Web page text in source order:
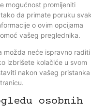
mogućnost promijeniti
da primate poruku
o ovim opcijama
vašeg preglednika.
možda neće ispravno raditi
izbrišete kolačiće u svom
nakon vašeg pristanka
osobnih